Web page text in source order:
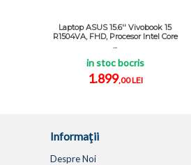
Laptop ASUS 15.6'' Vivobook 15
R1504VA, FHD, Procesor Intel Core
...
in stoc bocris
1.899,00 LEI
Informaţii
Despre Noi